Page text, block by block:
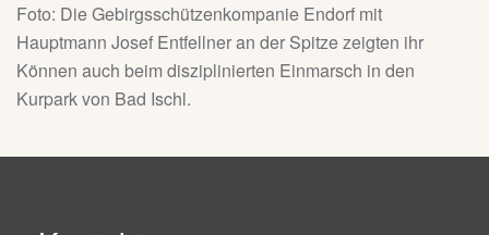
Foto: Die Gebirgsschützenkompanie Endorf mit
Hauptmann Josef Entfellner an der Spitze zeigten ihr
Können auch beim disziplinierten Einmarsch in den
Kurpark von Bad Ischl.